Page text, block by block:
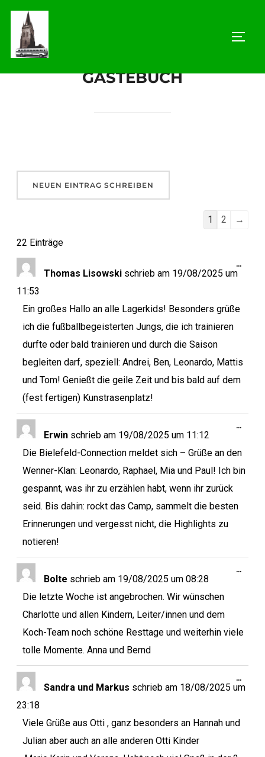
GÄSTEBUCH
1 2 →
22 Einträge
Thomas Lisowski schrieb am19/08/2025 um
11:53
Ein großes Hallo an alle Lagerkids! Besonders grüße
ich die fußballbegeisterten Jungs, die ich trainieren
durfte oder bald trainieren und durch die Saison
begleiten darf, speziell: Andrei, Ben, Leonardo, Mattis
und Tom! Genießt die geile Zeit und bis bald auf dem
(fest fertigen) Kunstrasenplatz!
…
Erwin schrieb am19/08/2025 um 11:12
Die Bielefeld-Connection meldet sich – Grüße an den
Wenner-Klan: Leonardo, Raphael, Mia und Paul! Ich bin
gespannt, was ihr zu erzählen habt, wenn ihr zurück
seid. Bis dahin: rockt das Camp, sammelt die besten
Erinnerungen und vergesst nicht, die Highlights zu
notieren!
…
Bolte schrieb am19/08/2025 um 08:28
Die letzte Woche ist angebrochen. Wir wünschen
Charlotte und allen Kindern, Leiter/innen und dem
Koch-Team noch schöne Resttage und weiterhin viele
tolle Momente. Anna und Bernd
…
Sandra und Markus schrieb am18/08/2025 um
23:18
Viele Grüße aus Otti , ganz besonders an Hannah und
Julian aber auch an alle anderen Otti Kinder
…